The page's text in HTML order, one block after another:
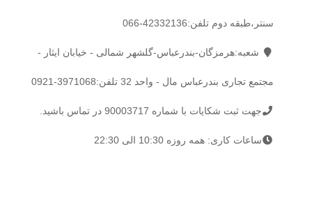
سنتر،طبقه دوم تلفن:42332136-066
شعبه:هرمزگان-بندرعباس-گلشهر شمالی - خیابان ایثار -
مجتمع تجاری بندرعباس مال - واحد 32 تلفن: 3971068-0921
جهت ثبت شکایات با شماره 90003717 در تماس باشید.
ساعات کاری: همه روزه 10:30 الی 22:30